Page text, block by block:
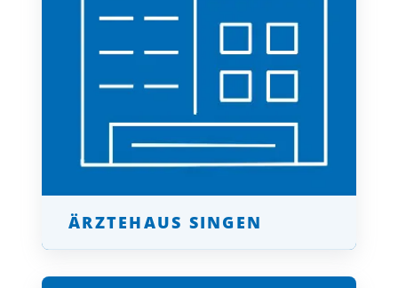
ÄRZTEHAUS SINGEN
klicken für mehr